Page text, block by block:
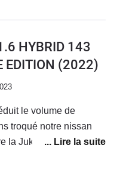
comfort
HYBRID 143
EDITION (2022)
le volume de
troqué notre nissan
la Juke. Quelques